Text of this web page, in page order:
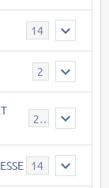
14
2
21
14